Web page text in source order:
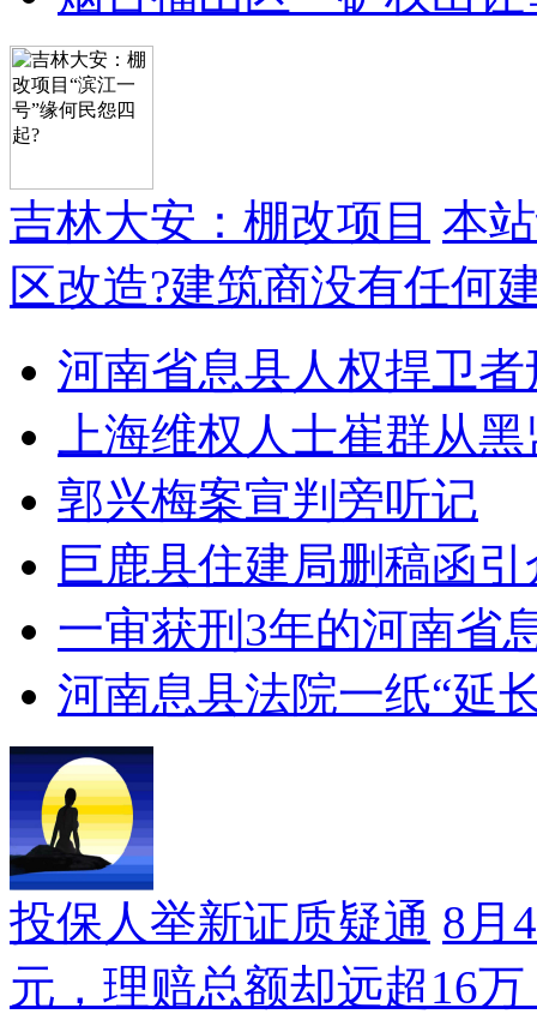
吉林大安：棚改项目 本
区改造?建筑商没有任何
河南省息县人权捍卫
上海维权人士崔群从
郭兴梅案宣判旁听记
巨鹿县住建局删稿函
一审获刑3年的河南省
河南息县法院一纸“延
投保人举新证质疑通 8月
元，理赔总额却远超16